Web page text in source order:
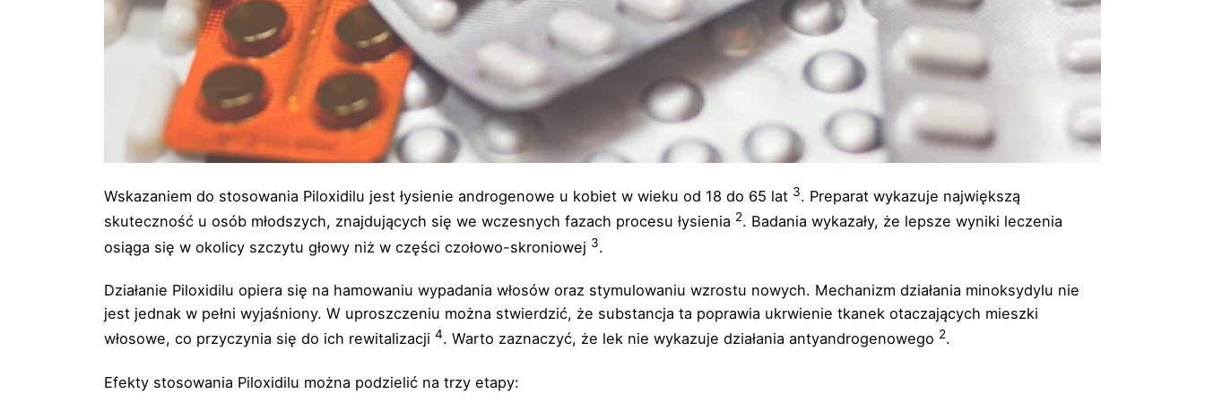
Wskazaniem do stosowania Piloxidilu jest łysienie androgenowe u kobiet w wieku od 18 do 65 lat 3. Preparat wykazuje największą
skuteczność u osób młodszych, znajdujących się we wczesnych fazach procesu łysienia 2. Badania wykazały, że lepsze wyniki leczenia
osiąga się w okolicy szczytu głowy niż w części czołowo-skroniowej 3.
Działanie Piloxidilu opiera się na hamowaniu wypadania włosów oraz stymulowaniu wzrostu nowych. Mechanizm działania minoksydylu nie
jest jednak w pełni wyjaśniony. W uproszczeniu można stwierdzić, że substancja ta poprawia ukrwienie tkanek otaczających mieszki
włosowe, co przyczynia się do ich rewitalizacji 4. Warto zaznaczyć, że lek nie wykazuje działania antyandrogenowego 2.
Efekty stosowania Piloxidilu można podzielić na trzy etapy: